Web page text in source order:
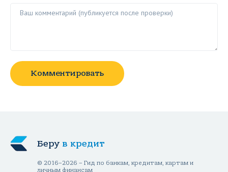
Комментировать
Беру в кредит
© 2016–2026 – Гид по банкам, кредитам, картам и
личным финансам